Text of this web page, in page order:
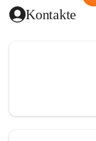
Kontakte